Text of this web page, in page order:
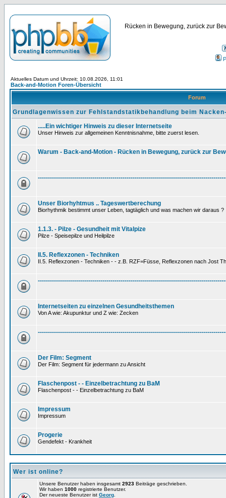
Rücken in Bewegung, zurück zur
Aktuelles Datum und Uhrzeit: 10.08.2026, 11:01
Back-and-Motion Foren-Übersicht
Forum
Grundlagenwissen zur Fehlstandstatikbehandlung beim
.....Ein wichtiger Hinweis zu dieser Internetseite
Unser Hinweis zur allgemeinen Kenntnisnahme, bitte zuerst lesen.
Warum - Back-and-Motion - Rücken in Bewegung, zurück zur
Unser Biorhyhtmus .. Tageswertberechung
Biorhythmik bestimmt unser Leben, tagtäglich und was machen wir daraus ?
1.1.3. - Pilze - Gesundheit mit Vitalpize
Pilze - Speisepilze und Heilpilze
II.5. Reflexzonen - Techniken
II.5. Reflexzonen - Techniken - - z.B. RZF=Füsse, Reflexzonen nach Jost
Internetseiten zu einzelnen Gesundheitsthemen
Von A wie: Akupunktur und Z wie: Zecken
Der Film: Segment
Der Film: Segment für jedermann zu Ansicht
Flaschenpost - - Einzelbetrachtung zu BaM
Flaschenpost - - Einzelbetrachtung zu BaM
Impressum
Impressum
Progerie
Gendefekt - Krankheit
Wer ist online?
Unsere Benutzer haben insgesamt 2923 Beiträge geschrieben.
Wir haben 1000 registrierte Benutzer.
Der neueste Benutzer ist Georg